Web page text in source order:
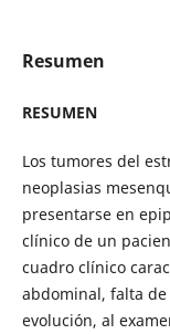
Resumen
RESUMEN
Los tumores del
neoplasias
presentarse en
clínico de un
cuadro clínico
abdominal, falta
evolución, al